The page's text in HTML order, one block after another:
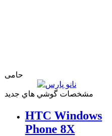
حامی
مشخصات گوشي هاي جديد
HTC Windows
Phone 8X